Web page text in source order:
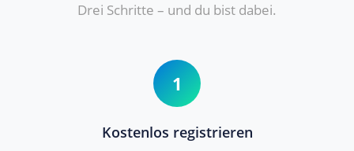
Drei Schritte – und du bist dabei.
1
Kostenlos registrieren